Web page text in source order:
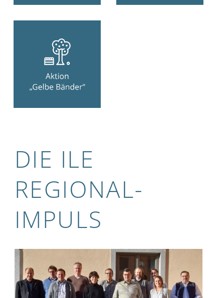
DIE ILE
REGIONAL­
IMPULS